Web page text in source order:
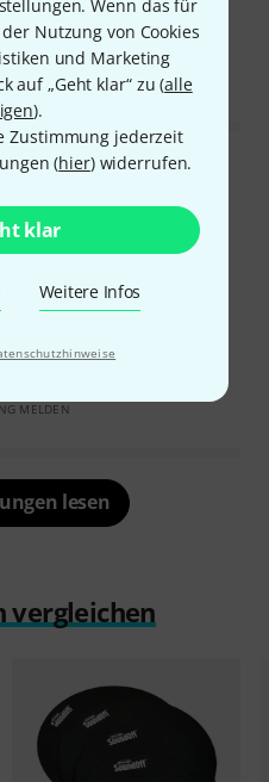
Wenn das für
Nutzung von Cookies
und Marketing
auf „Geht klar“ zu (alle
).
Zustimmung jederzeit
(hier) widerrufen.
klar
Weitere Infos
MELDEN
des Ridebeckens komplett
un ermöglicht leises
MELDEN
lesen